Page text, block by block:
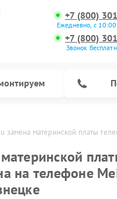
+7 (800)
Ежедневно, с
+7 (800)
Звонок
замена материнской платы
на телефоне